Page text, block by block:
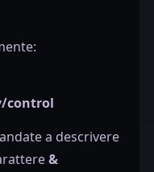
control
andate a descrivere
&